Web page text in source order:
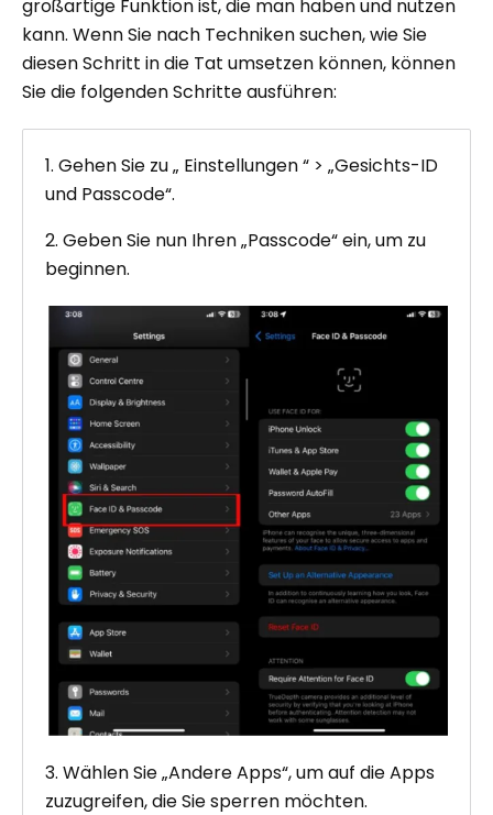
großartige Funktion ist, die man haben und nutzen
kann. Wenn Sie nach Techniken suchen, wie Sie
diesen Schritt in die Tat umsetzen können, können
Sie die folgenden Schritte ausführen:
1. Gehen Sie zu „ Einstellungen “ > „Gesichts-ID
und Passcode“.
2. Geben Sie nun Ihren „Passcode“ ein, um zu
beginnen.
3. Wählen Sie „Andere Apps“, um auf die Apps
zuzugreifen, die Sie sperren möchten.